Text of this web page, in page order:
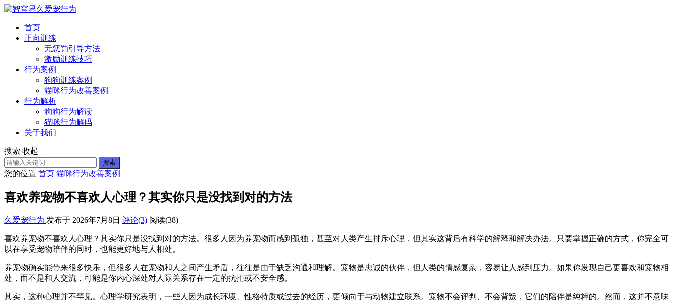
首页
正向训练
无惩罚引导方法
激励训练技巧
行为案例
狗狗训练案例
猫咪行为改善案例
行为解析
狗狗行为解读
猫咪行为解码
关于我们
搜索 收起
搜索
您的位置 首页 猫咪行为改善案例
喜欢养宠物不喜欢人心理？其实你只是没找到对的方法
久爱宠行为 发布于 2026年7月8日 评论(3) 阅读(38)
喜欢养宠物不喜欢人心理？其实你只是没找到对的方法。很多人因为养宠物而感到孤独，甚至对人类产生排斥心理，但其实这背后有科学的解释和解决办法。只要掌握正确的方式，你完全可
以在享受宠物陪伴的同时，也能更好地与人相处。
养宠物确实能带来很多快乐，但很多人在宠物和人之间产生矛盾，往往是由于缺乏沟通和理解。宠物是忠诚的伙伴，但人类的情感复杂，容易让人感到压力。如果你发现自己更喜欢和宠物相
处，而不是和人交流，可能是你内心深处对人际关系存在一定的抗拒或不安全感。
其实，这种心理并不罕见。心理学研究表明，一些人因为成长环境、性格特质或过去的经历，更倾向于与动物建立联系。宠物不会评判、不会背叛，它们的陪伴是纯粹的。然而，这并不意味